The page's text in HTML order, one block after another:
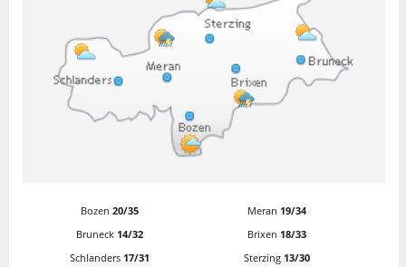
Der Rai Südtirol Sound
Ansage Sendeschluss
Bozen20/35 Meran 19/34
Bruneck 14/32 Brixen 18/33
Schlanders 17/31 Sterzing 13/30